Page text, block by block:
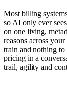
Most billing
so AI only ever
on one living,
reasons across
train and nothing to
pricing in a
trail, agility and